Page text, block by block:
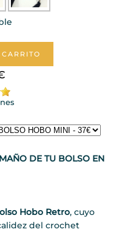
DE TU BOLSO EN
Hobo Retro, cuyo
del crochet